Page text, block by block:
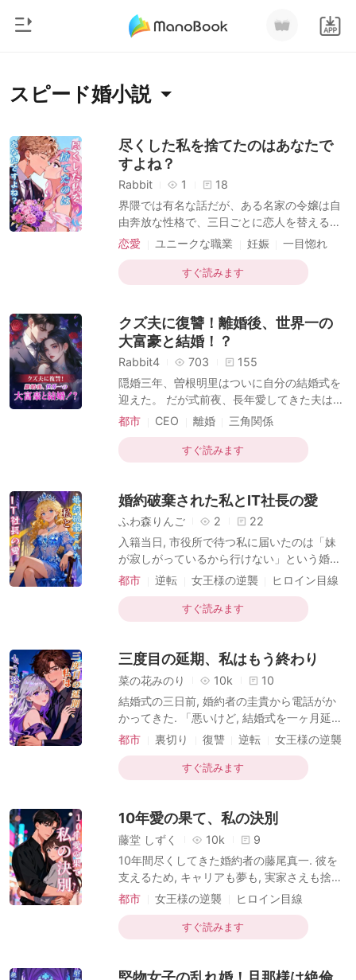
閲覧履歴
ログアウトします
ホームページ
都市
恋愛
人狼
月ランキング
短編傑作
スピード婚小説
尽くした私を捨てたのはあなたで
すよね？
Rabbit 1
18
界隈では有名な話だが、ある名家の令嬢は自
由奔放な性格で、三日ごとに恋人を替えるよ
うな人物だった。 だが、誰も予想だにしなか
物理学教授に一目惚れするとは。 数ヶ月に及
ぶ猛アタックも実らず、彼女はついに心を折
たには付きまとわないわ」 常に冷静沈着だっ
た教授は、その瞬間、理性を失った。「結婚
など行くな。君との交際を認めよう」 交際し
が、二人の結婚式の準備を進めていた矢先、
彼が真に愛しているのは――なんと彼女の異
母妹だと知ってしまったのだ！ 彼女は静かに
結
恋愛 ユニークな職業 妊娠
一目惚れ
セレブ
スピード婚
すぐ読みます
クズ夫に復讐！離婚後、世界一の
大富豪と結婚！？
Rabbit4 703
155
隠婚三年、曽根明里はついに自分の結婚式を
迎えた。 だが式前夜、長年愛してきた夫は
「別の女性と結婚する」と告げた。 「花ちゃ
たちが彼女を助けてあげようよ？」 明里は心
を完全に冷め、もう、そんな影の妻でいるの
が、それが明里にとって本当の縁切りになっ
た。 離婚後、元夫は後悔に狂った。 彼は明
願する。 冷酷非道と噂される世界一の富豪
が、彼女の腰を掴み、元夫を見下ろす。 「い
いか、今、明里は俺の女だ」
都市 CEO 離婚
三角関係
複数のアイデンティティ
スピード婚
世界観-都市
すぐ読みます
婚約破棄された私とIT社長の愛
ふわ森りんご 2
22
入籍当日, 市役所で待つ私に届いたのは「妹
が寂しがっているから行けない」という婚約
者からの連絡だった. 私が心血を注いでリノ
害」を自作自演する義妹に奪われ, 抗議すれ
ば「たかがマンションだろ」と冷笑された.
座に彼を捨て, 私を長年想い続けてくれたIT社
長の幼馴染と結婚することにした. 元婚約者
きたのは, 義妹の嘘がバレて一文無しになり,
事故で右腕を失った後のことだった. 「今さ
ら何を言っているの? 私の夫は, 私のために命
がけで薬を探してくれるような人
都市 逆転 女王様の逆襲
ヒロイン目線
スピード婚
幼少期の愛情
すぐ読みます
三度目の延期、私はもう終わり
菜の花みのり 10k
10
結婚式の三日前, 婚約者の圭貴から電話がか
かってきた. 「悪いけど, 結婚式を一ヶ月延期
できないかな? 莉泉がオーディションに落ち
一度目は愛猫の死, 二度目は原因不明の体調
不良. そして今回は, ただのオーディション落
に追い打ちをかけた. 私に贈るはずだった
代々伝わる家宝のヘッドピースを, 勝手に莉
彼は冷たく言い放った. 「お前は強いから一
人でも大丈夫だろ? 莉泉には俺しかいないん
だ」 さらに, 父の会社の命運を握るプロジェ
クト
都市 裏切り 復讐 逆転
女王様の逆襲
スピード婚
すぐ読みます
10年愛の果て、私の決別
藤堂 しずく 10k
9
10年間尽くしてきた婚約者の藤尾真一. 彼を
支えるため, キャリアも夢も, 実家さえも捨て
た. しかし, 彼の隣にはいつしか, 新しく雇わ
れ, 彼女と海外フェスへ. そして, 10周年の記
念ディナーの約束も忘れ去られ, 私は高級レ
た. 「真一さん以外なら, 誰とでも」 父に電話
都市 女王様の逆襲
ヒロイン目線
見合い結婚
の性格-傲慢な人物
スピード婚
すぐ読みます